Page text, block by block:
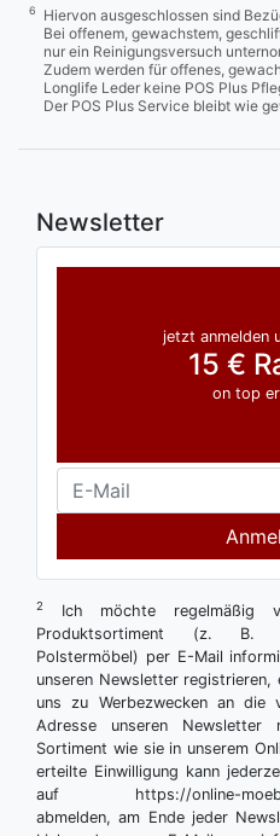
6
Hiervon ausgeschlossen sind
Bei offenem, gewachstem,
nur ein Reinigungsversuch
Zudem werden für offenes,
Longlife Leder keine POS Plus
Der POS Plus Service bleibt wie
Newsletter
jetzt anmelden
15 €
on top
2
Ich möchte regelmäßig
Produktsortiment (z. B.
Polstermöbel) per E-Mail
unseren Newsletter
uns zu Werbezwecken an die
Adresse unseren Newsletter
Sortiment wie sie in unserem
erteilte Einwilligung kann
auf https://online-moebel-
abmelden, am Ende jeder